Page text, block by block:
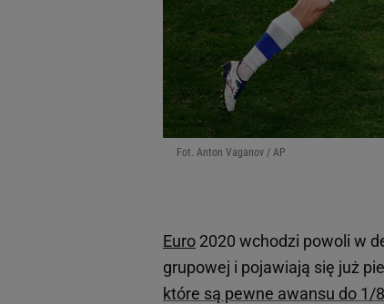
Fot. Anton Vaganov / AP
Euro 2020 wchodzi powoli w
grupowej i pojawiają się już
które są pewne awansu do 1/